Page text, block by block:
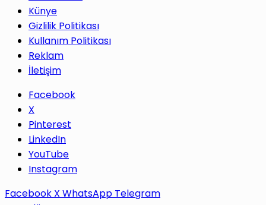
Künye
Gizlilik Politikası
Kullanım Politikası
Reklam
İletişim
Facebook
X
Pinterest
LinkedIn
YouTube
Instagram
Facebook X WhatsApp Telegram